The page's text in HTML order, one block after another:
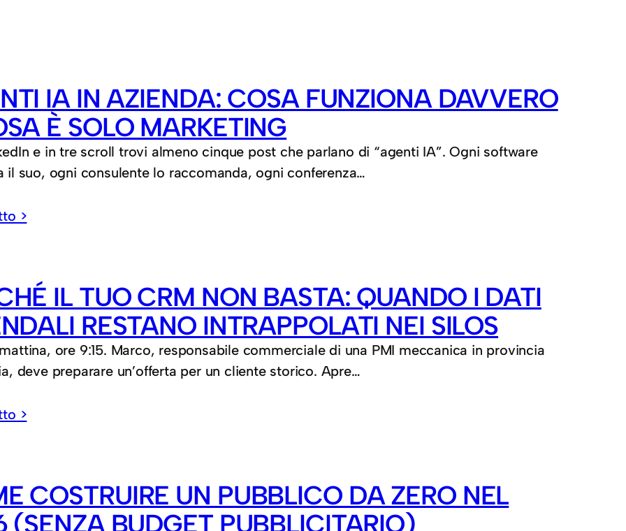
IA IN AZIENDA: COSA FUNZIONA DAVVERO
È SOLO MARKETING
e in tre scroll trovi almeno cinque post che parlano di “agenti IA”. Ogni software
il suo, ogni consulente lo raccomanda, ogni conferenza…
>
IL TUO CRM NON BASTA: QUANDO I DATI
RESTANO INTRAPPOLATI NEI SILOS
ore 9:15. Marco, responsabile commerciale di una PMI meccanica in provincia
deve preparare un’offerta per un cliente storico. Apre…
>
COSTRUIRE UN PUBBLICO DA ZERO NEL
(SENZA BUDGET PUBBLICITARIO)